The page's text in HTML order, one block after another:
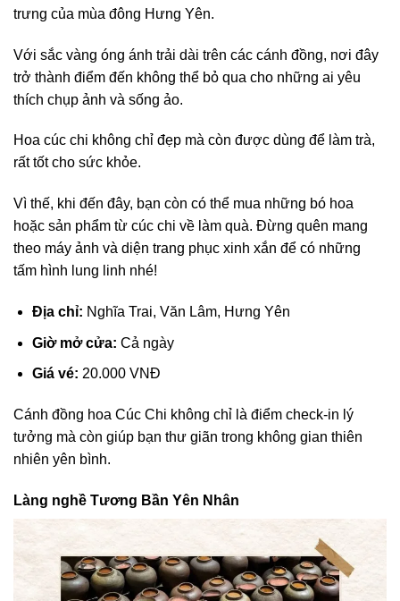
trưng của mùa đông Hưng Yên.
Với sắc vàng óng ánh trải dài trên các cánh đồng, nơi đây
trở thành điểm đến không thể bỏ qua cho những ai yêu
thích chụp ảnh và sống ảo.
Hoa cúc chi không chỉ đẹp mà còn được dùng để làm trà,
rất tốt cho sức khỏe.
Vì thế, khi đến đây, bạn còn có thể mua những bó hoa
hoặc sản phẩm từ cúc chi về làm quà. Đừng quên mang
theo máy ảnh và diện trang phục xinh xắn để có những
tấm hình lung linh nhé!
Địa chỉ: Nghĩa Trai, Văn Lâm, Hưng Yên
Giờ mở cửa: Cả ngày
Giá vé: 20.000 VNĐ
Cánh đồng hoa Cúc Chi không chỉ là điểm check-in lý
tưởng mà còn giúp bạn thư giãn trong không gian thiên
nhiên yên bình.
Làng nghề Tương Bần Yên Nhân